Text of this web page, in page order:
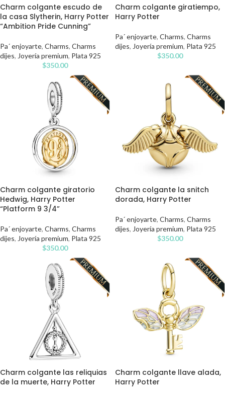
Charm colgante escudo de
la casa Slytherin, Harry Potter
“Ambition Pride Cunning”
Pa´ enjoyarte, Charms, Charms
dijes, Joyería premium, Plata 925
$350.00
Charm colgante giratiempo,
Harry Potter
Pa´ enjoyarte, Charms, Charms
dijes, Joyería premium, Plata 925
$350.00
Charm colgante giratorio
Hedwig, Harry Potter
“Platform 9 3/4”
Pa´ enjoyarte, Charms, Charms
dijes, Joyería premium, Plata 925
$350.00
Charm colgante la snitch
dorada, Harry Potter
Pa´ enjoyarte, Charms, Charms
dijes, Joyería premium, Plata 925
$350.00
Charm colgante las reliquias
de la muerte, Harry Potter
Charm colgante llave alada,
Harry Potter